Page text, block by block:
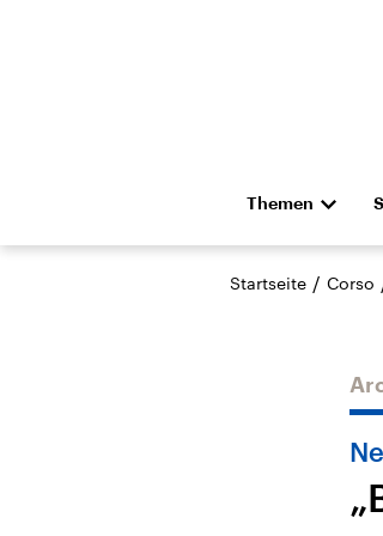
Themen
Die Nachrichten
Hörspiel und
Anhalt 2026
Startseite / Corso